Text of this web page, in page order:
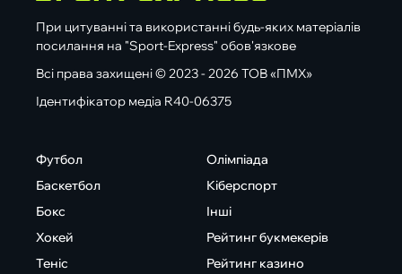
При цитуванні та використанні будь-яких матеріалів
посилання на "Sport-Express" обов'язкове
Всі права захищені © 2023 - 2026 ТОВ «ПМХ»
Ідентифікатор медіа R40-06375
Футбол
Баскетбол
Бокс
Хокей
Теніс
Олімпіада
Кіберспорт
Інші
Рейтинг букмекерів
Рейтинг казино